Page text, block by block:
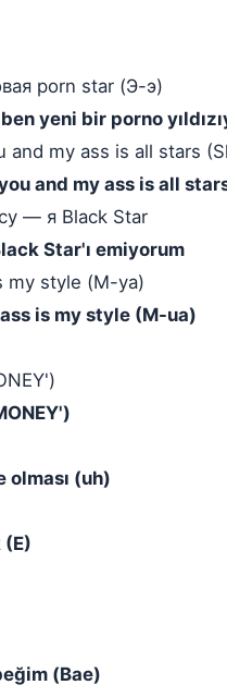
porn star (Э-э)
yeni bir porno
and my ass is all stars
and my ass is all
— я Black Star
Star'ı emiyorum
my style (М-уа)
is my style (M-ua)
olması (uh)
(E)
(Bae)